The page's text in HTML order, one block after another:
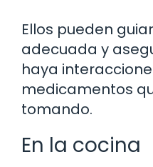
Ellos pueden
adecuada y
haya
medicamentos
tomando.
En la cocina